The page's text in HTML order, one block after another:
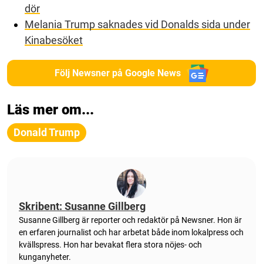
dör
Melania Trump saknades vid Donalds sida under
Kinabesöket
Följ Newsner på Google News
Läs mer om...
Donald Trump
Skribent: Susanne Gillberg
Susanne Gillberg är reporter och redaktör på Newsner. Hon är
en erfaren journalist och har arbetat både inom lokalpress och
kvällspress. Hon har bevakat flera stora nöjes- och
kunganyheter.